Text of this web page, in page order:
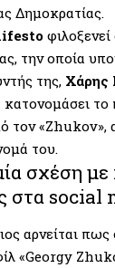
Δημοκρατίας.
φιλοξενεί
την οποία
της, Χάρης
κατονομάσει το
τον «Zhukov»,
του.
σχέση με
στα social
αρνείται πως
«Georgy